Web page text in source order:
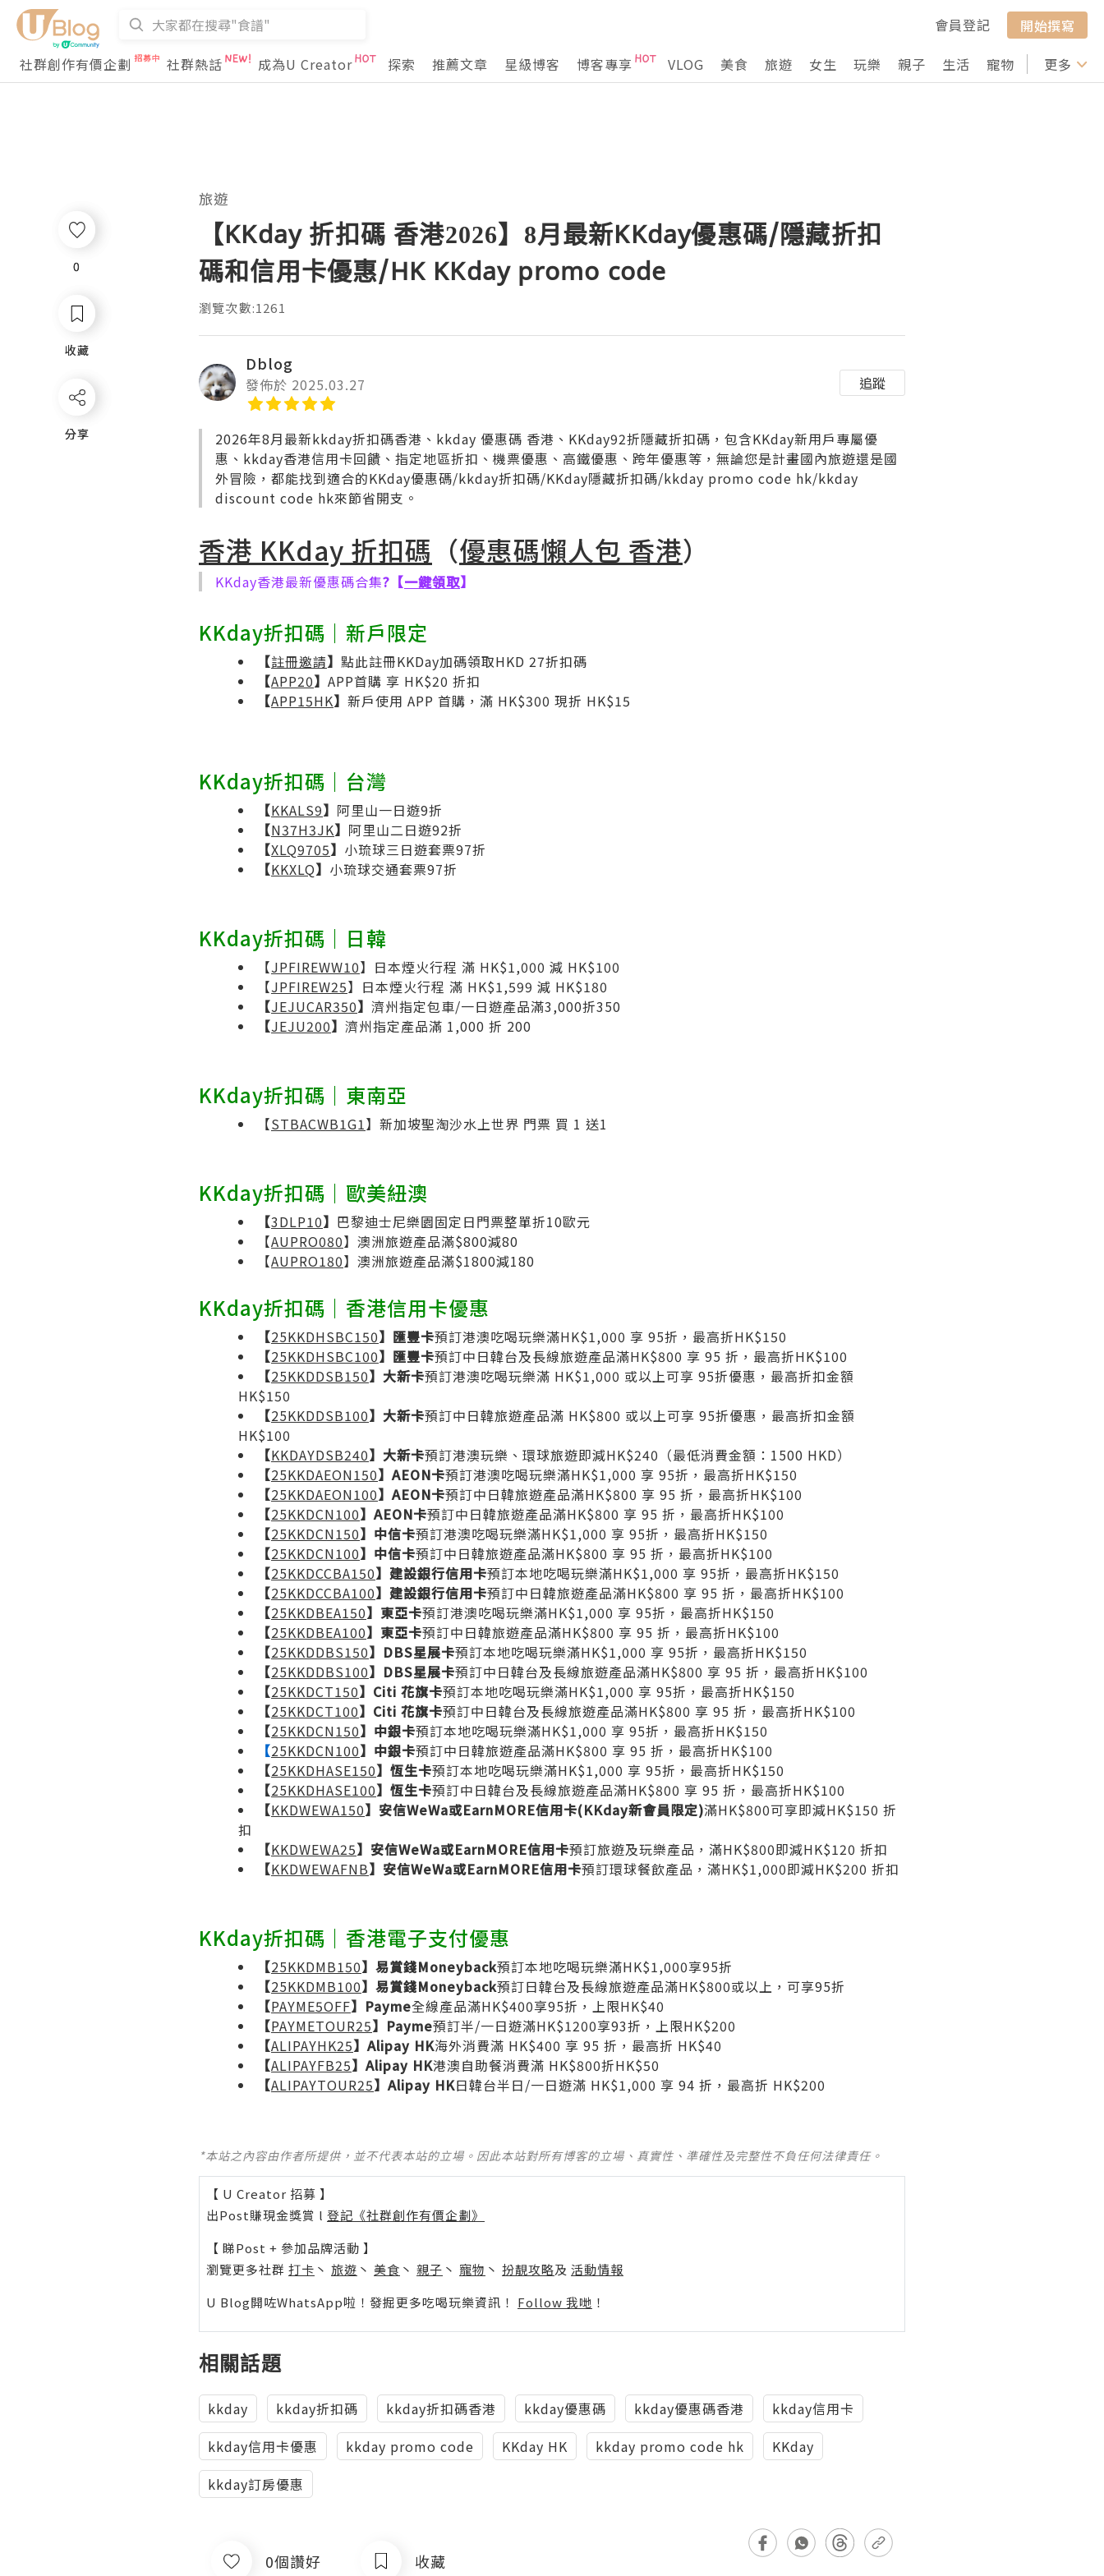
會員登記
開始撰寫
社群創作有價企劃
社群熱話 成為U Creator 探索 推薦文章 星級博客 博客專享 VLOG 美食 旅遊 女生 玩樂 親子 生活 寵物 行山 打卡
更多
0
收藏
分享
旅遊
【KKday 折扣碼 香港2026】8月最新KKday優惠碼/隱藏折扣
碼和信用卡優惠/HK KKday promo code
瀏覽次數:1261
Dblog
發佈於 2025.03.27 追蹤
2026年8月最新kkday折扣碼香港、kkday 優惠碼 香港、KKday92折隱藏折扣碼，包含KKday新用戶專屬優
惠、kkday香港信用卡回饋、指定地區折扣、機票優惠、高鐵優惠、跨年優惠等，無論您是計畫國內旅遊還是國
外冒險，都能找到適合的KKday優惠碼/kkday折扣碼/KKday隱藏折扣碼/kkday promo code hk/kkday
discount code hk來節省開支。
香港 KKday 折扣碼 （優惠碼懶人包 香港）
KKday香港最新優惠碼合集?【一鍵領取】
KKday折扣碼｜新戶限定
【註冊邀請​】 點此註冊KKDay加碼領取HKD 27折扣碼
【APP20】 APP首購 享 HK$20 折扣
【APP15HK】 新戶使用 APP 首購，滿 HK$300 現折 HK$15
KKday折扣碼｜台灣
【KKALS9】 阿里山一日遊9折
【N37H3JK】 阿里山二日遊92折
【XLQ9705】 小琉球三日遊套票97折
【KKXLQ】 小琉球交通套票97折
KKday折扣碼｜日韓
【JPFIREWW10】日本煙火行程 滿 HK$1,000 減 HK$100
【JPFIREW25】日本煙火行程 滿 HK$1,599 減 HK$180
【JEJUCAR350】 濟州指定包車/一日遊產品滿3,000折350
【JEJU200】 濟州指定產品滿 1,000 折 200
KKday折扣碼｜東南亞
【STBACWB1G1】新加坡聖淘沙水上世界 門票 買 1 送1
KKday折扣碼｜歐美紐澳
【3DLP10】 巴黎迪士尼樂園固定日門票整單折10歐元
【AUPRO080】澳洲旅遊產品滿$800減80
【AUPRO180】澳洲旅遊產品滿$1800減180
KKday折扣碼｜香港信用卡優惠
【25KKDHSBC150】匯豐卡預訂港澳吃喝玩樂滿HK$1,000 享 95折，最高折HK$150
【25KKDHSBC100】匯豐卡預訂中日韓台及長線旅遊產品滿HK$800 享 95 折，最高折HK$100
【25KKDDSB150】大新卡預訂港澳吃喝玩樂滿 HK$1,000 或以上可享 95折優惠，最高折扣金額
HK$150
【25KKDDSB100】大新卡預訂中日韓旅遊產品滿 HK$800 或以上可享 95折優惠，最高折扣金額
HK$100
【KKDAYDSB240】大新卡預訂港澳玩樂、環球旅遊即減HK$240（最低消費金額：1500 HKD）
【25KKDAEON150】AEON卡預訂港澳吃喝玩樂滿HK$1,000 享 95折，最高折HK$150
【25KKDAEON100】AEON卡預訂中日韓旅遊產品滿HK$800 享 95 折，最高折HK$100
【25KKDCN100】AEON卡預訂中日韓旅遊產品滿HK$800 享 95 折，最高折HK$100
【25KKDCN150】中信卡預訂港澳吃喝玩樂滿HK$1,000 享 95折，最高折HK$150
【25KKDCN100】中信卡預訂中日韓旅遊產品滿HK$800 享 95 折，最高折HK$100
【25KKDCCBA150】建設銀行信用卡預訂本地吃喝玩樂滿HK$1,000 享 95折，最高折HK$150
【25KKDCCBA100】建設銀行信用卡預訂中日韓旅遊產品滿HK$800 享 95 折，最高折HK$100
【25KKDBEA150】東亞卡預訂港澳吃喝玩樂滿HK$1,000 享 95折，最高折HK$150
【25KKDBEA100】東亞卡預訂中日韓旅遊產品滿HK$800 享 95 折，最高折HK$100
【25KKDDBS150】DBS星展卡預訂本地吃喝玩樂滿HK$1,000 享 95折，最高折HK$150
【25KKDDBS100】DBS星展卡預訂中日韓台及長線旅遊產品滿HK$800 享 95 折，最高折HK$100
【25KKDCT150】Citi 花旗卡預訂本地吃喝玩樂滿HK$1,000 享 95折，最高折HK$150
【25KKDCT100】Citi 花旗卡預訂中日韓台及長線旅遊產品滿HK$800 享 95 折，最高折HK$100
【25KKDCN150】中銀卡預訂本地吃喝玩樂滿HK$1,000 享 95折，最高折HK$150
【25KKDCN100】中銀卡預訂中日韓旅遊產品滿HK$800 享 95 折，最高折HK$100
【25KKDHASE150】恆生卡預訂本地吃喝玩樂滿HK$1,000 享 95折，最高折HK$150
【25KKDHASE100】恆生卡預訂中日韓台及長線旅遊產品滿HK$800 享 95 折，最高折HK$100
【KKDWEWA150】安信WeWa或EarnMORE信用卡(KKday新會員限定)滿HK$800可享即減HK$150 折
扣
【KKDWEWA25】安信WeWa或EarnMORE信用卡預訂旅遊及玩樂產品，滿HK$800即減HK$120 折扣
【KKDWEWAFNB】安信WeWa或EarnMORE信用卡預訂環球餐飲產品，滿HK$1,000即減HK$200 折扣
KKday折扣碼｜香港電子支付優惠
【25KKDMB150】易賞錢Moneyback預訂本地吃喝玩樂滿HK$1,000享95折
【25KKDMB100】易賞錢Moneyback預訂日韓台及長線旅遊產品滿HK$800或以上，可享95折
【PAYME5OFF】Payme全線產品滿HK$400享95折，上限HK$40
【PAYMETOUR25】Payme預訂半/一日遊滿HK$1200享93折，上限HK$200
【ALIPAYHK25】Alipay HK海外消費滿 HK$400 享 95 折，最高折 HK$40
【ALIPAYFB25】Alipay HK港澳自助餐消費滿 HK$800折HK$50
【ALIPAYTOUR25】Alipay HK日韓台半日/一日遊滿 HK$1,000 享 94 折，最高折 HK$200
*本站之內容由作者所提供，並不代表本站的立場。因此本站對所有博客的立場、真實性、準確性及完整性不負任何法律責任。
【 U Creator 招募 】
出Post賺現金獎賞 l 登記《社群創作有價企劃》
【 睇Post + 參加品牌活動 】
瀏覽更多社群 打卡 丶 旅遊 丶 美食 丶 親子 丶 寵物 丶 扮靚攻略及 活動情報
U Blog開咗WhatsApp啦！發掘更多吃喝玩樂資訊！ Follow 我哋 ！
相關話題
kkday kkday折扣碼 kkday折扣碼香港 kkday優惠碼 kkday優惠碼香港
kkday信用卡
kkday信用卡優惠
kkday promo code KKday HK kkday promo code hk
KKday
kkday訂房優惠
0個讚好 收藏
0
收藏
分享